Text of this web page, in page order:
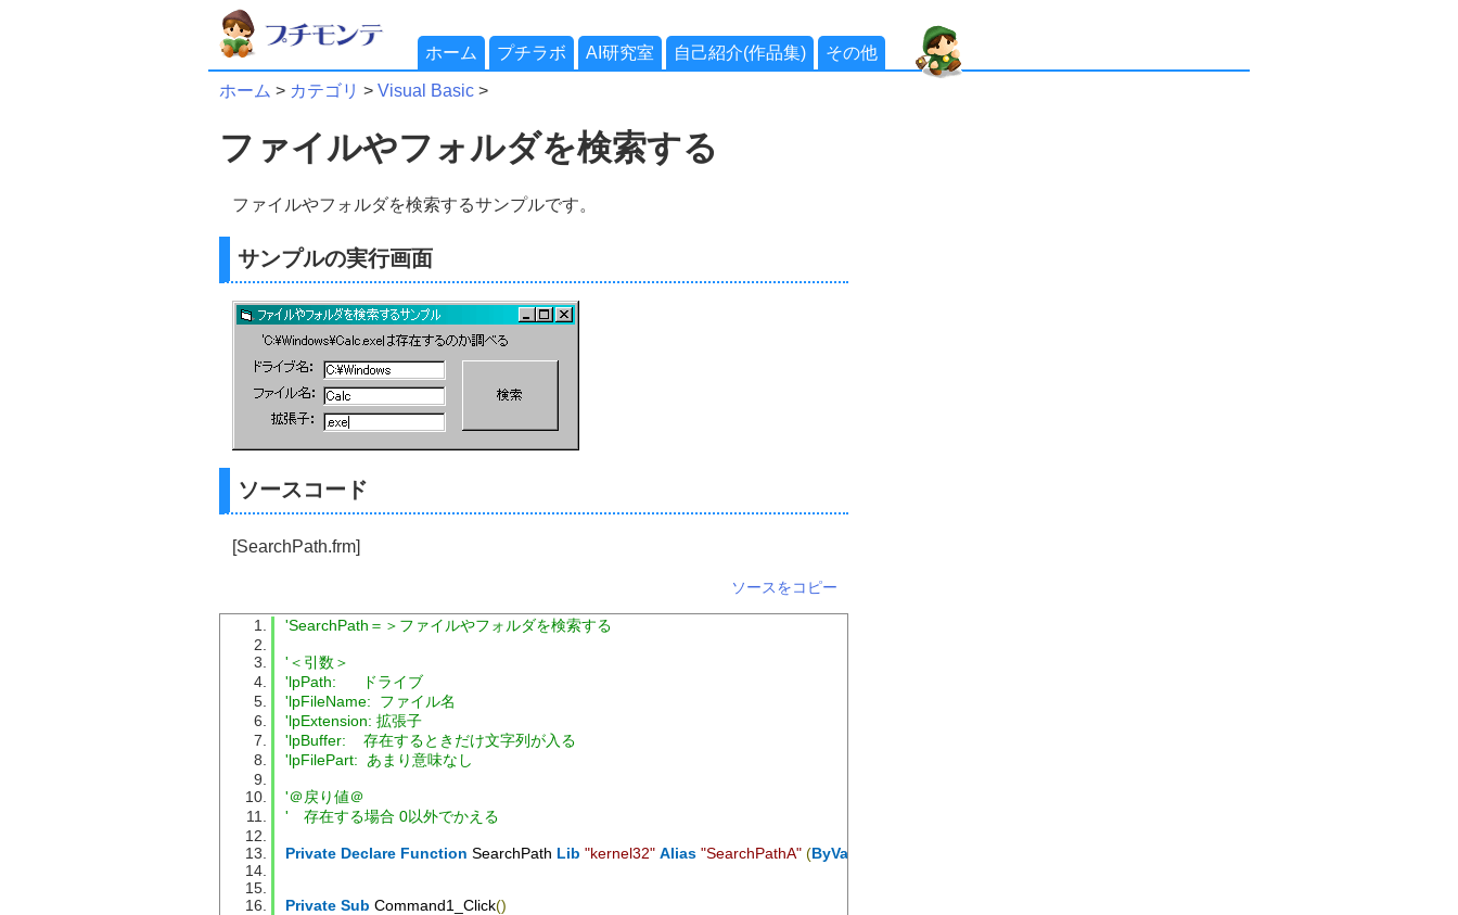
ホーム プチラボ AI研究室 自己紹介(作品集) その他
ホーム > カテゴリ > Visual Basic >
ファイルやフォルダを検索する
ファイルやフォルダを検索するサンプルです。
サンプルの実行画面
ソースコード
[SearchPath.frm]
ソースをコピー
'SearchPath＝＞ファイルやフォルダを検索する
'＜引数＞
'lpPath:      ドライブ
'lpFileName:  ファイル名
'lpExtension: 拡張子
'lpBuffer:    存在するときだけ文字列が入る
'lpFilePart:  あまり意味なし
'＠戻り値＠
'　存在する場合 0以外でかえる
Private Declare Function SearchPath Lib "kernel32" Alias "SearchPathA" (ByVal
Private Sub Command1_Click()